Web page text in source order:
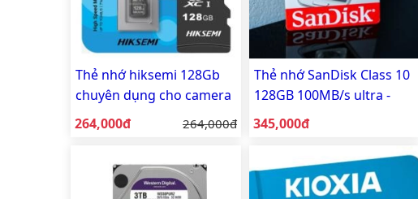
Thẻ nhớ hiksemi 128Gb
chuyên dụng cho camera
an ninh
Giá bán:
264,000đ Giá gốc:
264,000đ
Thẻ nhớ SanDisk Class 10
128GB 100MB/s ultra -
Chuyên dụng camera wifi
Giá bán:
345,000đ